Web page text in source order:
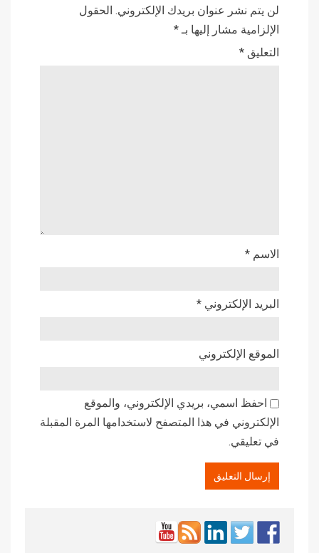
لن يتم نشر عنوان بريدك الإلكتروني. الحقول
الإلزامية مشار إليها بـ*
التعليق *
الاسم *
البريد الإلكتروني *
الموقع الإلكتروني
احفظ اسمي، بريدي الإلكتروني، والموقع
الإلكتروني في هذا المتصفح لاستخدامها المرة المقبلة
في تعليقي.